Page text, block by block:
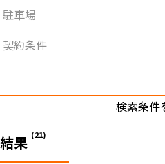
検索条件
結果 (21)